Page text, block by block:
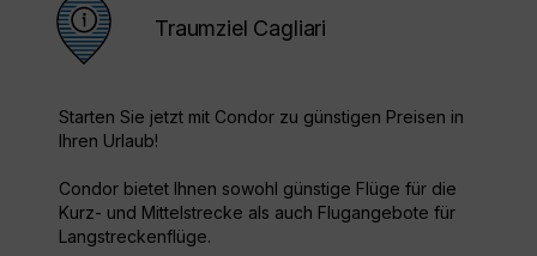
Traumziel Cagliari
Starten Sie jetzt mit Condor zu günstigen Preisen in
Ihren Urlaub!
Condor bietet Ihnen sowohl günstige Flüge für die
Kurz- und Mittelstrecke als auch Flugangebote für
Langstreckenflüge.